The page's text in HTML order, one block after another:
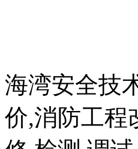
海湾安全技
价,消防工程